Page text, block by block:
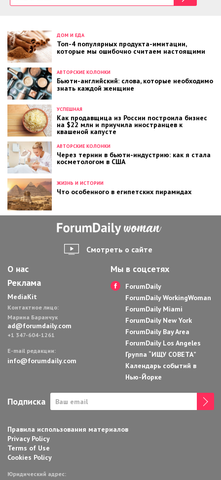
ДОМ И ЕДА
Топ-4 популярных продукта-имитации,
которые мы ошибочно считаем настоящими
АВТОРСКИЕ КОЛОНКИ
Бьюти-английский: слова, которые необходимо
знать каждой женщине
АВТОРСКИЕ КОЛОНКИ
Через тернии в бьюти-индустрию: как я стала
косметологом в США
УСПЕШНАЯ
Как продавщица из России построила бизнес
на $22 млн и приучила иностранцев к
квашеной капусте
ЖИЗНЬ И ИСТОРИИ
Что особенного в египетских пирамидах
Смотреть о сайте
О нас
Реклама
MediaKit
Контактное лицо:
Марина Баранчук
ad@forumdaily.com
+1 347-604-1261
E-mail редакции:
info@forumdaily.com
Мы в соцсетях
ForumDaily
ForumDaily WorkingWoman
ForumDaily Miami
ForumDaily New York
ForumDaily Bay Area
ForumDaily Los Angeles
Группа “ИЩУ СОВЕТА”
Календарь событий в
Нью-Йорке
Подписка
Правила использования материалов
Privacy Policy
Terms of Use
Cookies Policy
Юридический адрес: